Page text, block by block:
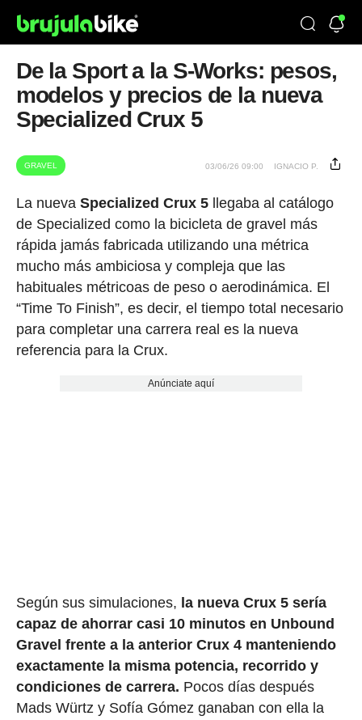
De la Sport a la S-Works: pesos,
modelos y precios de la nueva
Specialized Crux 5
GRAVEL 03/06/26 09:00 IGNACIO P.
La nueva Specialized Crux 5
llegaba al catálogo
de Specialized como la bicicleta de gravel más
rápida jamás fabricada utilizando una métrica
mucho más ambiciosa y compleja que las
habituales métricoas de peso o aerodinámica. El
“Time To Finish”, es decir, el tiempo total necesario
para completar una carrera real es la nueva
referencia para la Crux.
Anúnciate aquí
Según sus simulaciones, la nueva Crux 5 sería
capaz de ahorrar casi 10 minutos en Unbound
Gravel frente a la anterior Crux 4 manteniendo
exactamente la misma potencia, recorrido y
condiciones de carrera. Pocos días después
Mads Würtz y Sofía Gómez ganaban con ella la